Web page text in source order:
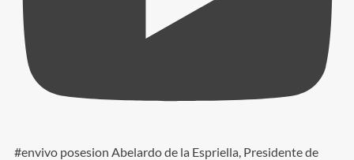
#envivo posesion Abelardo de la Espriella, Presidente de